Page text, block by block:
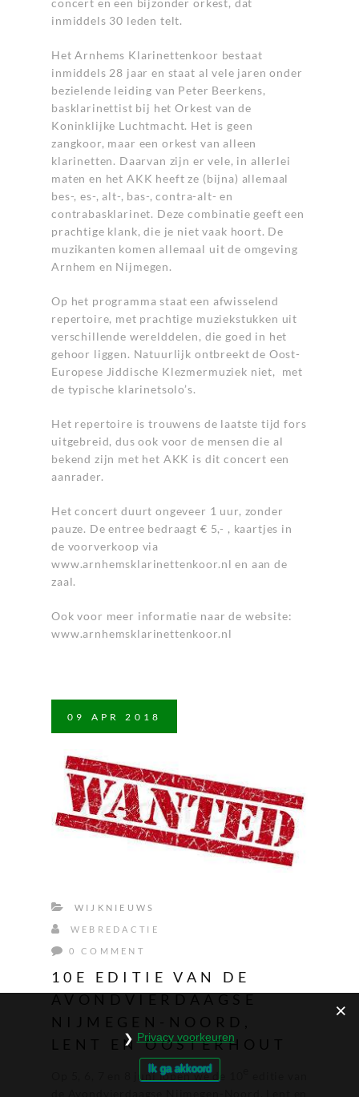
inmiddels 30 leden telt.
Het Arnhems Klarinettenkoor bestaat
inmiddels 28 jaar en staat al vele jaren onder
bezielende leiding van Peter Beerkens,
basklarinettist bij het Orkest van de
Koninklijke Luchtmacht. Het is geen
zangkoor, maar een orkest van alleen
klarinetten. Daarvan zijn er vele, in allerlei
maten en het AKK heeft ze (bijna) allemaal
bes-, es-, alt-, bas-, contra-alt- en
contrabasklarinet. Deze combinatie geeft een
prachtige klank, die je niet vaak hoort. De
muzikanten komen allemaal uit de omgeving
Arnhem en Nijmegen.
Op het programma staat een afwisselend
repertoire, met prachtige muziekstukken uit
verschillende werelddelen, die goed in het
gehoor liggen. Natuurlijk ontbreekt de Oost-
Europese Jiddische Klezmermuziek niet, met
de typische klarinetsolo’s.
Het repertoire is trouwens de laatste tijd fors
uitgebreid, dus ook voor de mensen die al
bekend zijn met het AKK is dit concert een
aanrader.
Het concert duurt ongeveer 1 uur, zonder
pauze. De entree bedraagt € 5,- , kaartjes in
de voorverkoop via
www.arnhemsklarinettenkoor.nl en aan de
zaal.
Ook voor meer informatie naar de website:
www.arnhemsklarinettenkoor.nl
09 APR 2018
WIJKNIEUWS
WEBREDACTIE
0 COMMENT
10E EDITIE VAN DE
AVONDVIERDAAGSE
NIJMEGEN-NOORD,
LENT EN OOSTERHOUT
Op 5, 6, 7 en 8 juni lopen we de 10
Privacy voorkeuren
Ik ga akkoord